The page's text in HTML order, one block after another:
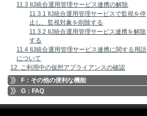
11.3 IIJ統合運用管理サービス連携の解除
11.3.1 IIJ統合運用管理サービスで監視を停
止し、監視対象を削除する
11.3.2 IIJ統合運用管理サービス連携を解除
する
11.4 IIJ統合運用管理サービス連携に関する用語
について
12. ご利用中の仮想アプライアンスの確認
F：その他の便利な機能
G：FAQ